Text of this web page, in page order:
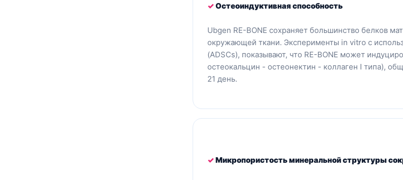
✓Остеоиндуктивная способность
Ubgen RE-BONE сохраняет большинство белков
окружающей ткани. Эксперименты in vitro с
(ADSCs), показывают, что RE-BONE может
остеокальцин - остеонектин - коллаген I типа),
21 день.
✓Микропористость минеральной структуры